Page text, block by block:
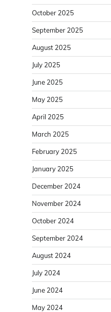
October 2025
September 2025
August 2025
July 2025
June 2025
May 2025
April 2025
March 2025
February 2025
January 2025
December 2024
November 2024
October 2024
September 2024
August 2024
July 2024
June 2024
May 2024